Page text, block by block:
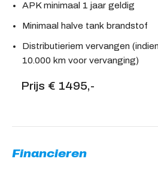
APK minimaal 1 jaar geldig
Minimaal halve tank brandstof
Distributieriem vervangen
10.000 km voor vervanging)
Prijs € 1495,-
Financieren